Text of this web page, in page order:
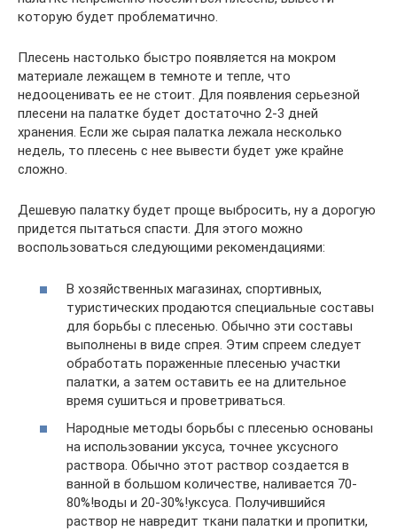
которую будет проблематично.
Плесень настолько быстро появляется на мокром
материале лежащем в темноте и тепле, что
недооценивать ее не стоит. Для появления серьезной
плесени на палатке будет достаточно 2-3 дней
хранения. Если же сырая палатка лежала несколько
недель, то плесень с нее вывести будет уже крайне
сложно.
Дешевую палатку будет проще выбросить, ну а дорогую
придется пытаться спасти. Для этого можно
воспользоваться следующими рекомендациями:
В хозяйственных магазинах, спортивных,
туристических продаются специальные составы
для борьбы с плесенью. Обычно эти составы
выполнены в виде спрея. Этим спреем следует
обработать пораженные плесенью участки
палатки, а затем оставить ее на длительное
время сушиться и проветриваться.
Народные методы борьбы с плесенью основаны
на использовании уксуса, точнее уксусного
раствора. Обычно этот раствор создается в
ванной в большом количестве, наливается 70-
80%!воды и 20-30%!уксуса. Получившийся
раствор не навредит ткани палатки и пропитки,